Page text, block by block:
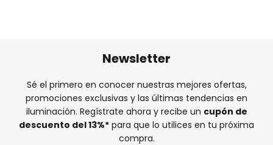
Newsletter
Sé el primero en conocer nuestras mejores ofertas,
promociones exclusivas y las últimas tendencias en
iluminación. Regístrate ahora y recibe un cupón de
descuento del13%* para que lo utilices en tu próxima
compra.